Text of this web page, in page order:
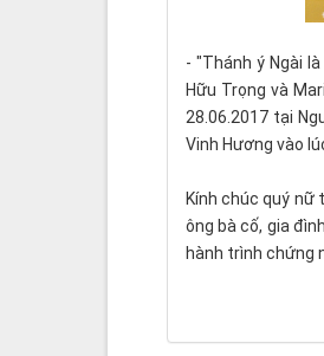
- "Thánh ý Ngài
Hữu Trọng và
28.06.2017 tại
Vinh Hương vào
Kính chúc quý
ông bà cố, gia
hành trình chứng